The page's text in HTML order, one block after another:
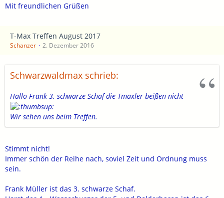
Mit freundlichen Grüßen
T-Max Treffen August 2017
Schanzer 2. Dezember 2016
Schwarzwaldmax schrieb:
Hallo Frank 3. schwarze Schaf die Tmaxler beißen nicht
Wir sehen uns beim Treffen.
Stimmt nicht!
Immer schön der Reihe nach, soviel Zeit und Ordnung muss
sein.
Frank Müller ist das 3. schwarze Schaf.